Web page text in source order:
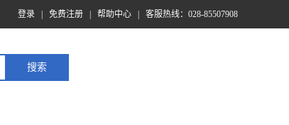
登录 免费注册 帮助中心 客服热线：028-85507908